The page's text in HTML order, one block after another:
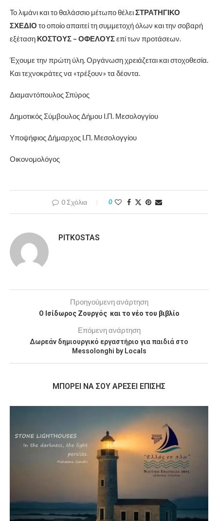
Το λιμάνι και το θαλάσσιο μέτωπο θέλειΣΤΡΑΤΗΓΙΚΟ
ΣΧΕΔΙΟ το οποίο απαιτεί τη συμμετοχή όλων και την σοβαρή
εξέταση ΚΟΣΤΟΥΣ – ΟΦΕΛΟΥΣεπί των προτάσεων.
Έχουμε την πρώτη ύλη. Οργάνωση χρειάζεται και στοχοθεσία.
Και τεχνοκράτες να «τρέξουν» τα δέοντα.
Διαμαντόπουλος Σπύρος
Δημοτικός Σύμβουλος Δήμου Ι.Π. Μεσολογγίου
Υποψήφιος Δήμαρχος Ι.Π. Μεσολογγίου
Οικονομολόγος
0 Σχόλια 0
PITKOSTAS
Προηγούμενη ανάρτηση
Ο Ισίδωρος Ζουργός και το νέο του βιβλίο
Επόμενη ανάρτηση
Δωρεάν δημιουργικό εργαστήριο για παιδιά στο
Messolonghi by Locals
MΠΟΡΕΊ ΝΑ ΣΟΥ ΑΡΈΣΕΙ ΕΠΊΣΗΣ